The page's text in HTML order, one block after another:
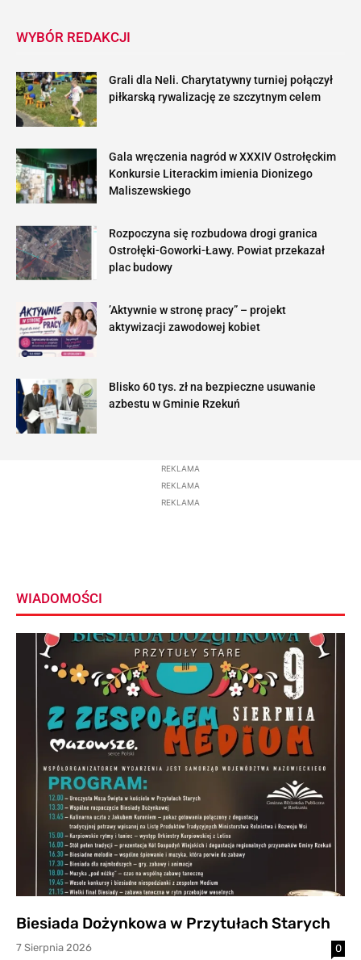
WYBÓR REDAKCJI
Grali dla Neli. Charytatywny turniej połączył
piłkarską rywalizację ze szczytnym celem
Gala wręczenia nagród w XXXIV Ostrołęckim
Konkursie Literackim imienia Dionizego
Maliszewskiego
Rozpoczyna się rozbudowa drogi granica
Ostrołęki-Goworki-Ławy. Powiat przekazał
plac budowy
’Aktywnie w stronę pracy” – projekt
aktywizacji zawodowej kobiet
Blisko 60 tys. zł na bezpieczne usuwanie
azbestu w Gminie Rzekuń
REKLAMA
REKLAMA
REKLAMA
WIADOMOŚCI
Biesiada Dożynkowa w Przytułach Starych
7 Sierpnia 2026 0